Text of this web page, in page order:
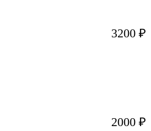
3200 ₽
2000 ₽